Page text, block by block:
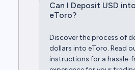
Can I Deposit USD into
eToro?
Discover the process of
dollars into eToro. Read
instructions for a hassle-